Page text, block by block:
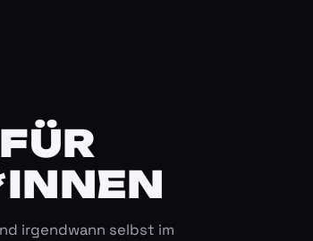
K
irgendwann selbst im